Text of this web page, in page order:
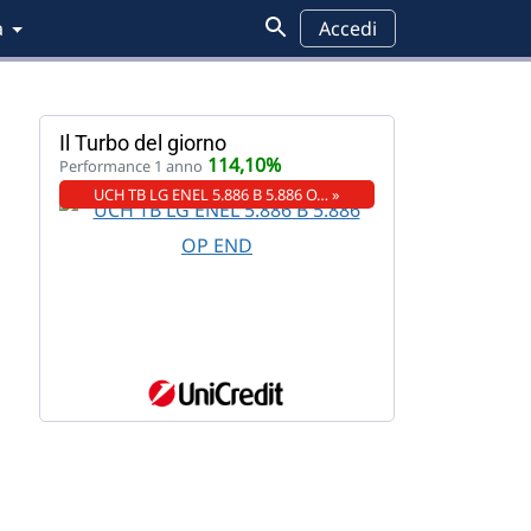
Accedi
Il Turbo del giorno
Performance 1 anno 114,10%
UCH TB LG ENEL 5.886 B 5.886 O… »